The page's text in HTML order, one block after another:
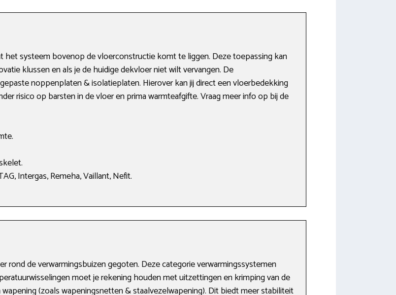
het systeem bovenop de vloerconstructie komt te liggen. Deze toepassing kan
klussen en als je de huidige dekvloer niet wilt vervangen. De
noppenplaten & isolatieplaten. Hierover kan jij direct een vloerbedekking
risico op barsten in de vloer en prima warmteafgifte. Vraag meer info op bij de
Intergas, Remeha, Vaillant, Nefit.
rond de verwarmingsbuizen gegoten. Deze categorie verwarmingssystemen
moet je rekening houden met uitzettingen en krimping van de
(zoals wapeningsnetten & staalvezelwapening). Dit biedt meer stabiliteit